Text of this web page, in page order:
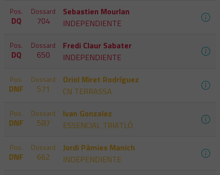
Pos.
DQ
Dossard
704
Sebastien Mourlan
INDEPENDIENTE
Pos.
DQ
Dossard
650
Fredi Claur Sabater
INDEPENDIENTE
Pos.
DNF
Dossard
571
Oriol Miret Rodríguez
CN TERRASSA
Pos.
DNF
Dossard
587
Ivan Gonzalez
ESSENCIAL TRIATLÓ
Pos.
DNF
Dossard
662
Jordi Pàmies Manich
INDEPENDIENTE